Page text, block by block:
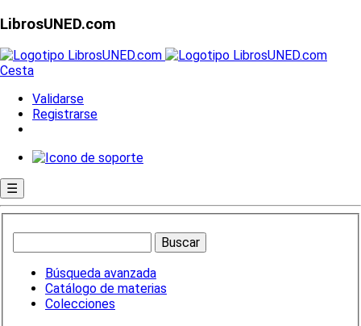
LibrosUNED.com
Cesta
Validarse
Registrarse
☰
Búsqueda avanzada
Catálogo de materias
Colecciones